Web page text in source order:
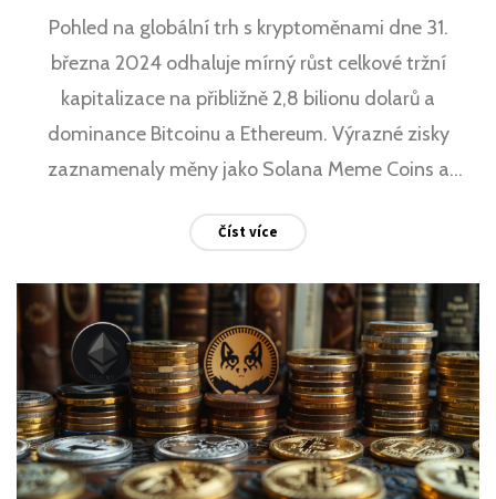
Pohled na globální trh s kryptoměnami dne 31.
března 2024 odhaluje mírný růst celkové tržní
kapitalizace na přibližně 2,8 bilionu dolarů a
dominance Bitcoinu a Ethereum. Výrazné zisky
zaznamenaly měny jako Solana Meme Coins a
Číst více